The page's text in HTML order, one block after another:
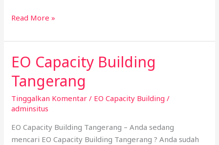
Read More »
EO Capacity Building
Tangerang
Tinggalkan Komentar / EO Capacity Building /
adminsitus
EO Capacity Building Tangerang – Anda sedang
mencari EO Capacity Building Tangerang ? Anda sudah
EO
Capacity
Building
Tangerang